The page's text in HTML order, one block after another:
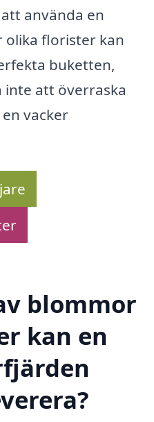
använda en
olika florister kan
buketten,
inte att överraska
vacker
blommor
kan en